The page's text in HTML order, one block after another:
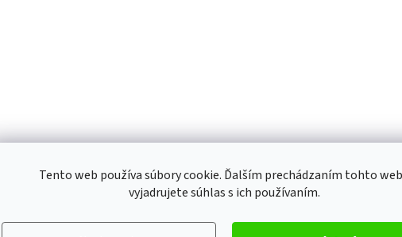
Tento web používa súbory cookie. Ďalším prechádzaním tohto
vyjadrujete súhlas s ich používaním.